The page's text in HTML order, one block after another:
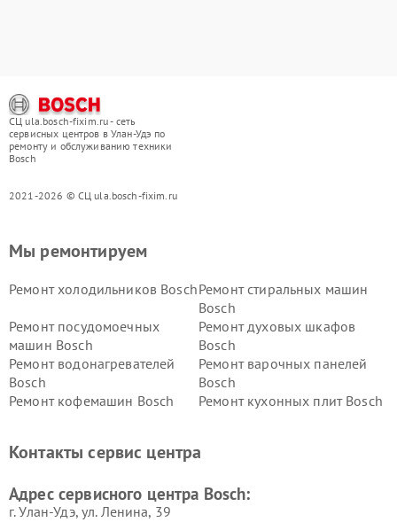
СЦ ula.bosch-fixim.ru - сеть
сервисных центров в Улан-Удэ по
ремонту и обслуживанию техники
Bosch
2021-2026 © СЦ ula.bosch-fixim.ru
Мы ремонтируем
Ремонт холодильников BoschРемонт стиральных машин
Bosch
Ремонт посудомоечных
машин Bosch
Ремонт духовых шкафов
Bosch
Ремонт водонагревателей
Bosch
Ремонт варочных панелей
Bosch
Ремонт кофемашин Bosch
Ремонт кухонных плит Bosch
Ремонт сушильных автоматовРемонт морозильных камер
Контакты сервис центра
Адрес сервисного центра Bosch:
г. Улан-Удэ, ул. Ленина, 39